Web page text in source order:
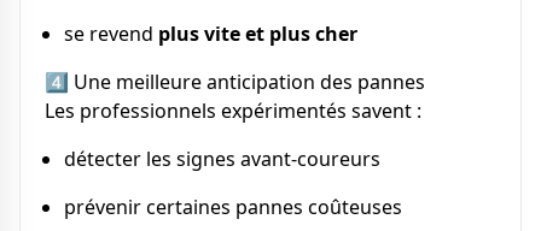
se revend plus vite et plus cher
4️⃣ Une meilleure anticipation des pannes
Les professionnels expérimentés savent :
détecter les signes avant-coureurs
prévenir certaines pannes coûteuses